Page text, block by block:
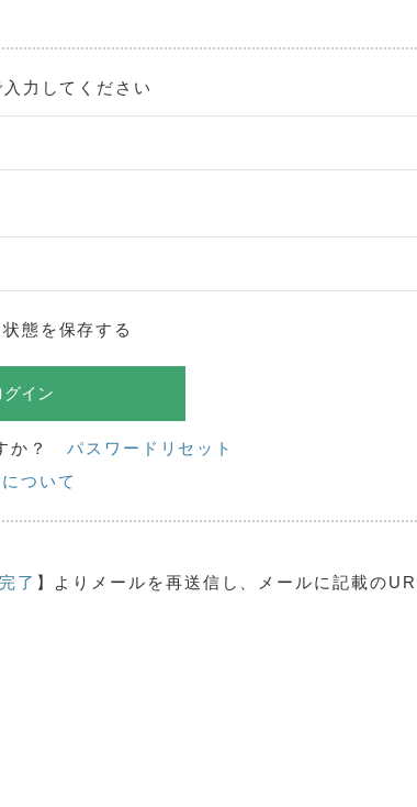
力してください
態を保存する
か？ パスワードリセット
ついて
了 】よりメールを再送信し、メールに記載の